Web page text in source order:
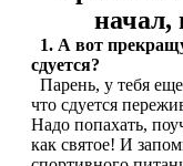
Протеиновые печенья
Для тренировки
НАЗАД
начал,
1. А вот
сдуется?
Парень, у тебя
что сдуется
Надо попахать,
как святое! И